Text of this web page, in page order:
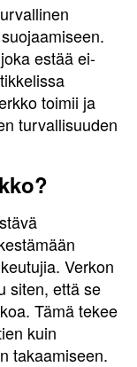
estää ei-
toimii ja
turvallisuuden
Verkon
siten, että se
Tämä tekee
kuin
takaamiseen.